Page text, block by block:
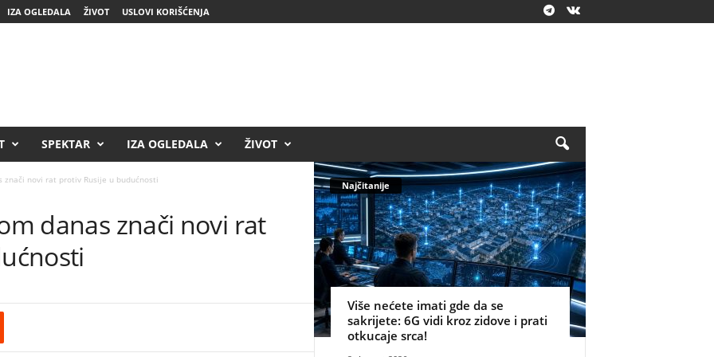
IZA OGLEDALA ŽIVOT USLOVI KORIŠĆENJA
SPEKTAR IZA OGLEDALA ŽIVOT
znači novi rat protiv Rusije u budućnosti
danas znači novi rat
Najčitanije
Više nećete imati gde da se
sakrijete: 6G vidi kroz zidove i prati
otkucaje srca!